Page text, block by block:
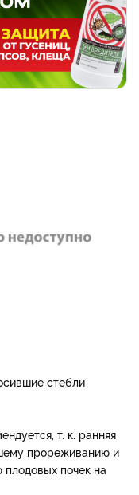
стебли
т. к. ранняя
прореживанию и
почек на